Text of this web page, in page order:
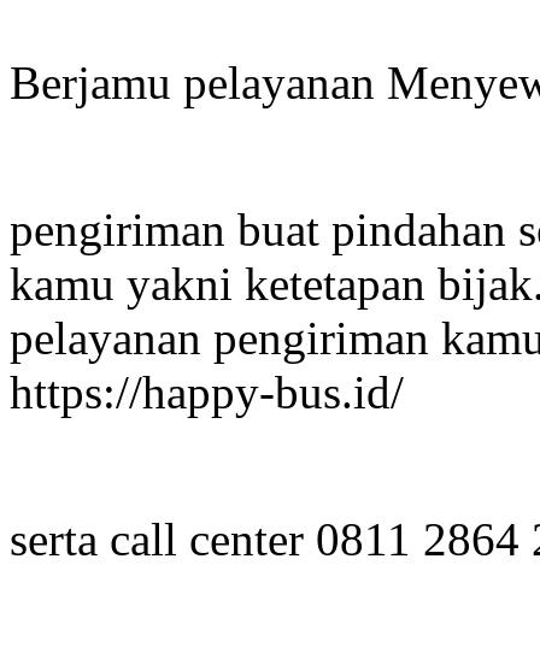
Berjamu pelayanan
pengiriman buat pindahan
kamu yakni ketetapan
pelayanan pengiriman
https://happy-bus.id/
serta call center 0811 2864